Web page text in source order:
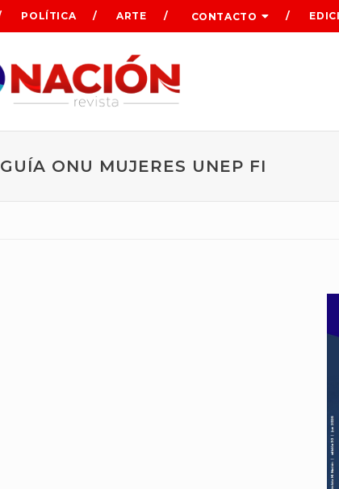
POLÍTICA ARTE CONTACTO
GUÍA ONU MUJERES UNEP FI